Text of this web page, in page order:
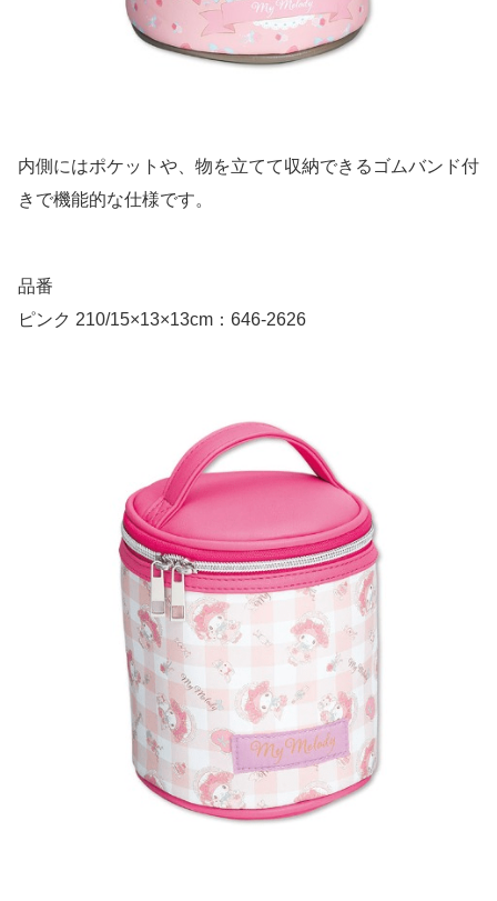
内側にはポケットや、物を立てて収納できるゴムバンド付
きで機能的な仕様です。
品番
ピンク 210/15×13×13cm：646-2626